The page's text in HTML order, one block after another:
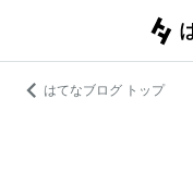
はてなブログ トップ